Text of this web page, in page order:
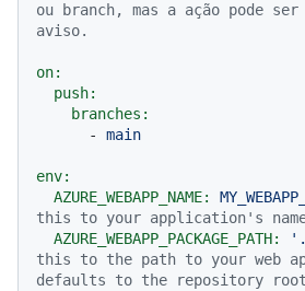
ou branch, mas a ação pode
aviso.
on:
push:
branches:
-
main
env:
AZURE_WEBAPP_NAME:
this to your application's
AZURE_WEBAPP_PACKAGE_PATH:
this to the path to your web
defaults to the repository root